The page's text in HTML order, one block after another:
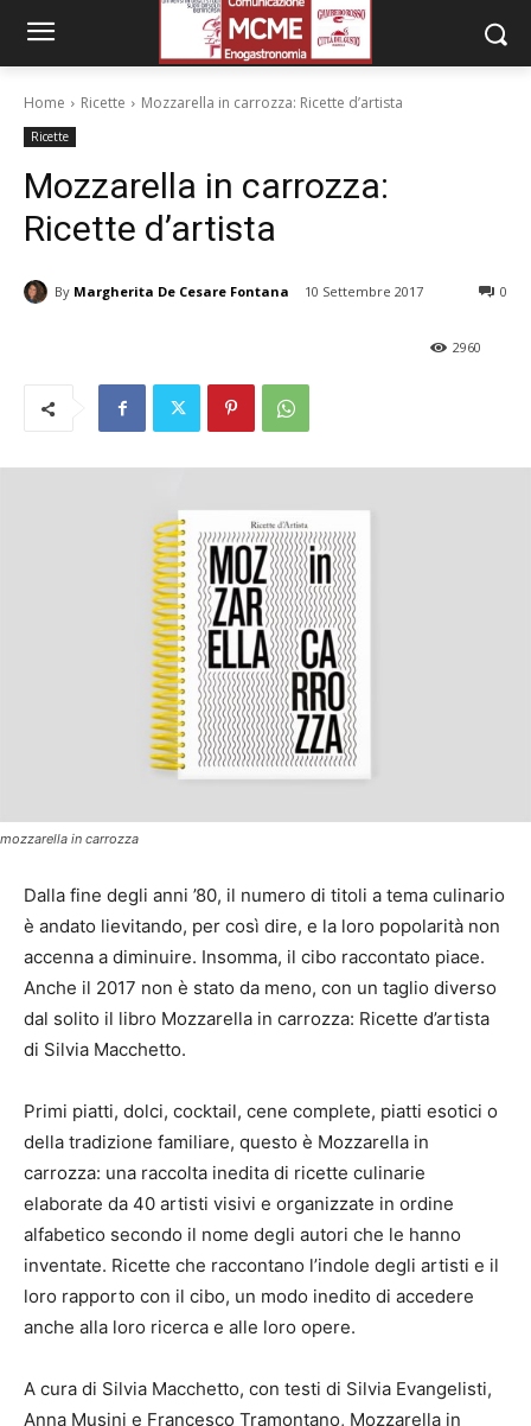
Home Ricette Mozzarella in carrozza: Ricette d’artista
Ricette
Mozzarella in carrozza:
Ricette d’artista
By Margherita De Cesare Fontana 10 Settembre 2017 0
2960
mozzarella in carrozza
Dalla fine degli anni ’80, il numero di titoli a tema culinario
è andato lievitando, per così dire, e la loro popolarità non
accenna a diminuire. Insomma, il cibo raccontato piace.
Anche il 2017 non è stato da meno, con un taglio diverso
dal solito il libro Mozzarella in carrozza: Ricette d’artista
di Silvia Macchetto.
Primi piatti, dolci, cocktail, cene complete, piatti esotici o
della tradizione familiare, questo è Mozzarella in
carrozza: una raccolta inedita di ricette culinarie
elaborate da 40 artisti visivi e organizzate in ordine
alfabetico secondo il nome degli autori che le hanno
inventate. Ricette che raccontano l’indole degli artisti e il
loro rapporto con il cibo, un modo inedito di accedere
anche alla loro ricerca e alle loro opere.
A cura di Silvia Macchetto, con testi di Silvia Evangelisti,
Anna Musini e Francesco Tramontano, Mozzarella in